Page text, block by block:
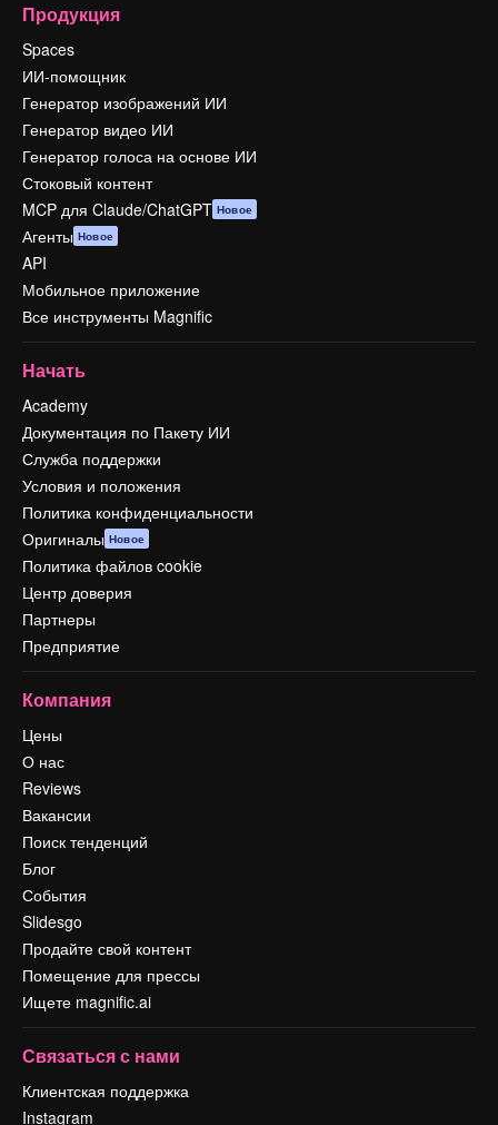
Продукция
Spaces
ИИ-помощник
Генератор изображений ИИ
Генератор видео ИИ
Генератор голоса на основе ИИ
Стоковый контент
MCP для Claude/ChatGPT Новое
Агенты Новое
API
Мобильное приложение
Все инструменты Magnific
Начать
Academy
Документация по Пакету ИИ
Служба поддержки
Условия и положения
Политика конфиденциальности
Оригиналы Новое
Политика файлов cookie
Центр доверия
Партнеры
Предприятие
Компания
Цены
О нас
Reviews
Вакансии
Поиск тенденций
Блог
События
Slidesgo
Продайте свой контент
Помещение для прессы
Ищете magnific.ai
Связаться с нами
Клиентская поддержка
Instagram